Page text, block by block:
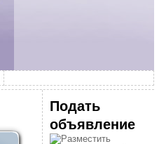
Подать
объявление